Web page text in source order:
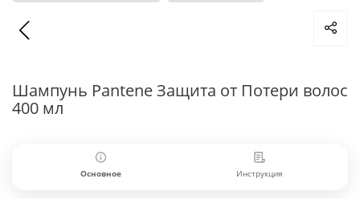
Шампунь Pantene Защита от Потери волос
400 мл
Основное Инструкция